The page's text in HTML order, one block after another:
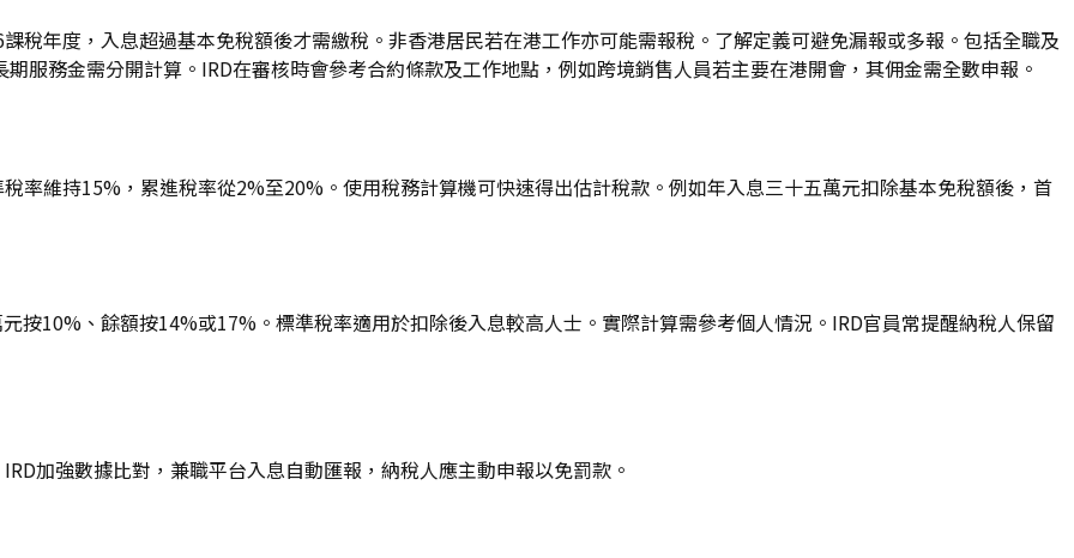
稅年度，入息超過基本免稅額後才需繳稅。非香港居民若在港工作亦可能需報稅。了解定義可避免漏報或多報。包括全職及
服務金需分開計算。IRD在審核時會參考合約條款及工作地點，例如跨境銷售人員若主要在港開會，其佣金需全數申報。
率維持15%，累進稅率從2%至20%。使用稅務計算機可快速得出估計稅款。例如年入息三十五萬元扣除基本免稅額後，首
按10%、餘額按14%或17%。標準稅率適用於扣除後入息較高人士。實際計算需參考個人情況。IRD官員常提醒納稅人保留
加強數據比對，兼職平台入息自動匯報，納稅人應主動申報以免罰款。